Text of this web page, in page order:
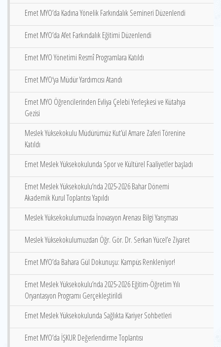
Emet MYO’da Kadına Yönelik Farkındalık Semineri Düzenlendi
Emet MYO’da Afet Farkındalık Eğitimi Düzenlendi
Emet MYO Yönetimi Resmî Programlara Katıldı
Emet MYO‘ya Müdür Yardımcısı Atandı
Emet MYO Öğrencilerinden Evliya Çelebi Yerleşkesi ve Kütahya
Gezisi
Meslek Yüksekokulu Müdürümüz Kut’ül Amare Zaferi Törenine
Katıldı
Emet Meslek Yüksekokulunda Spor ve Kültürel Faaliyetler başladı
Emet Meslek Yüksekokulu’nda 2025-2026 Bahar Dönemi
Akademik Kurul Toplantısı Yapıldı
Meslek Yüksekokulumuzda İnovasyon Arenası Bilgi Yarışması
Meslek Yüksekokulumuzdan Öğr. Gör. Dr. Serkan Yücel’e Ziyaret
Emet MYO’da Bahara Gül Dokunuşu: Kampüs Renkleniyor!
Emet Meslek Yüksekokulu’nda 2025-2026 Eğitim-Öğretim Yılı
Oryantasyon Programı Gerçekleştirildi
Emet Meslek Yüksekokulunda Sağlıkta Kariyer Sohbetleri
Emet MYO’da İŞKUR Değerlendirme Toplantısı